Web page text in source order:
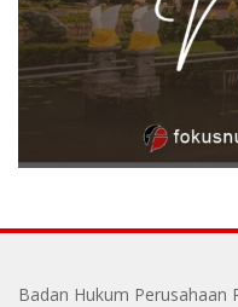
Badan Hukum Perusahaan